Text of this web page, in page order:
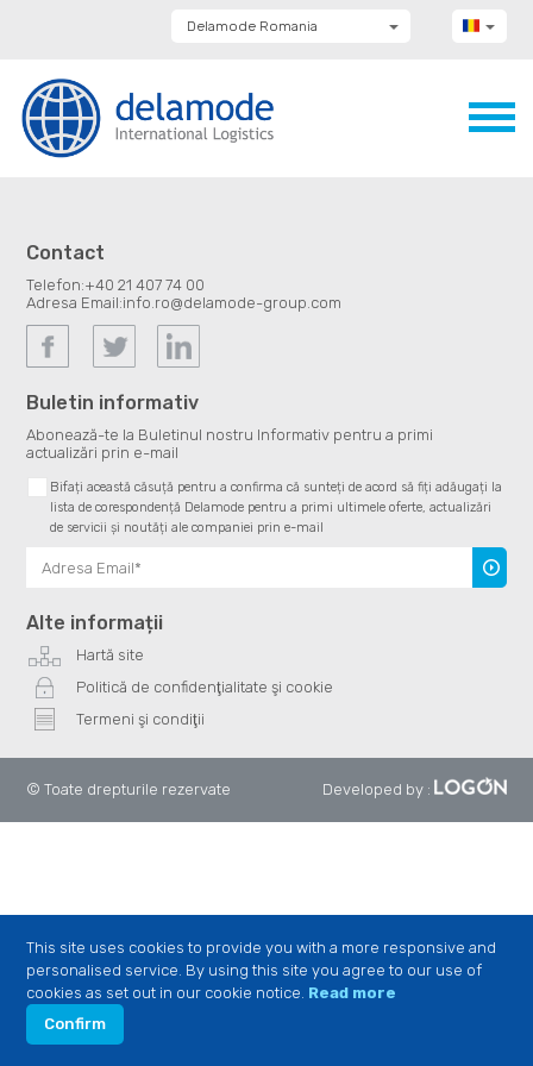
Delamode Romania
Delamode Bulgaria
Delamode Estonia
Delamode Latvia
Contact
Telefon:+40 21 407 74 00
Adresa Email:info.ro@delamode-group.com
Buletin informativ
Abonează-te la Buletinul nostru Informativ pentru a primi
actualizări prin e-mail
Bifați această căsuță pentru a confirma că sunteți de acord să fiți adăugați la
lista de corespondență Delamode pentru a primi ultimele oferte, actualizări
de servicii și noutăți ale companiei prin e-mail
Alte informații
Hartă site
Politică de confidenţialitate şi cookie
Termeni şi condiţii
© Toate drepturile rezervate Developed by :
This site uses cookies to provide you with a more responsive and
personalised service. By using this site you agree to our use of
cookies as set out in our cookie notice. Read more
Confirm